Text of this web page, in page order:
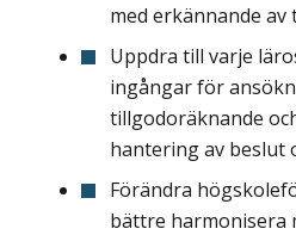
med erkännande av
Uppdra till varje
ingångar för
tillgodoräknande
hantering av beslut
Förändra
bättre harmonisera